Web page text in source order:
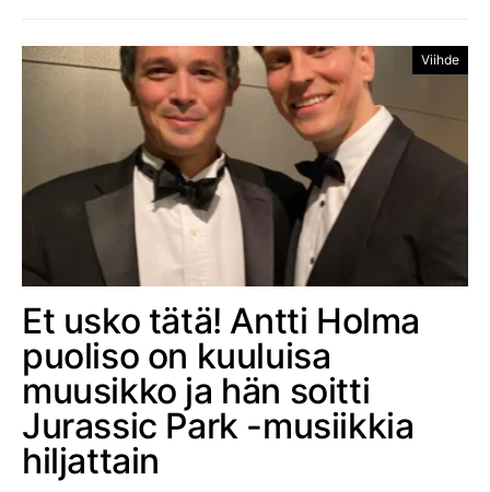
Viihde
Et usko tätä! Antti Holma
puoliso on kuuluisa
muusikko ja hän soitti
Jurassic Park -musiikkia
hiljattain